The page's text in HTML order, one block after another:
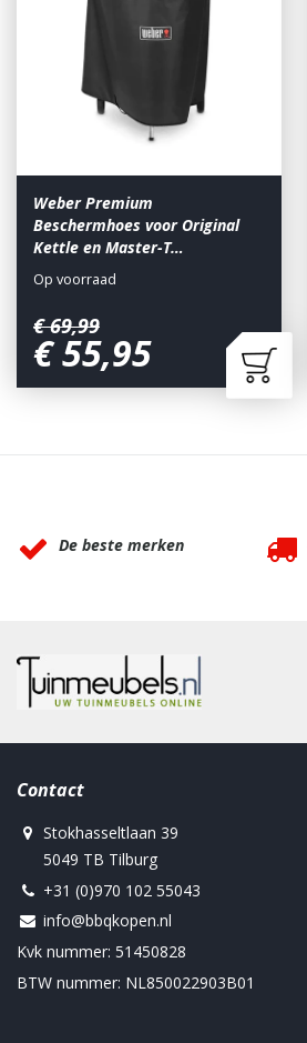
Weber Premium
Beschermhoes voor Original
Kettle en Master-T…
€ 69,99
€55,95
Op voorraad
De beste merken
Contact
Stokhasseltlaan 39
5049 TB Tilburg
+31 (0)970 102 55043
info@bbqkopen.nl
Kvk nummer: 51450828
BTW nummer: NL850022903B01